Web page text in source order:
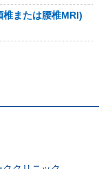
または腰椎MRI)